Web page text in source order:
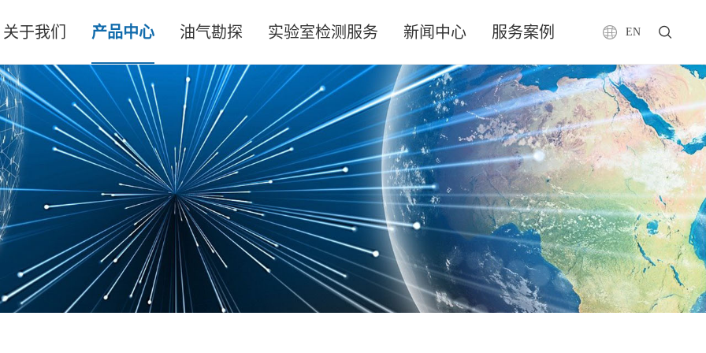
EN
关于我们 产品中心 油气勘探 实验室检测服务 新闻中心 服务案例